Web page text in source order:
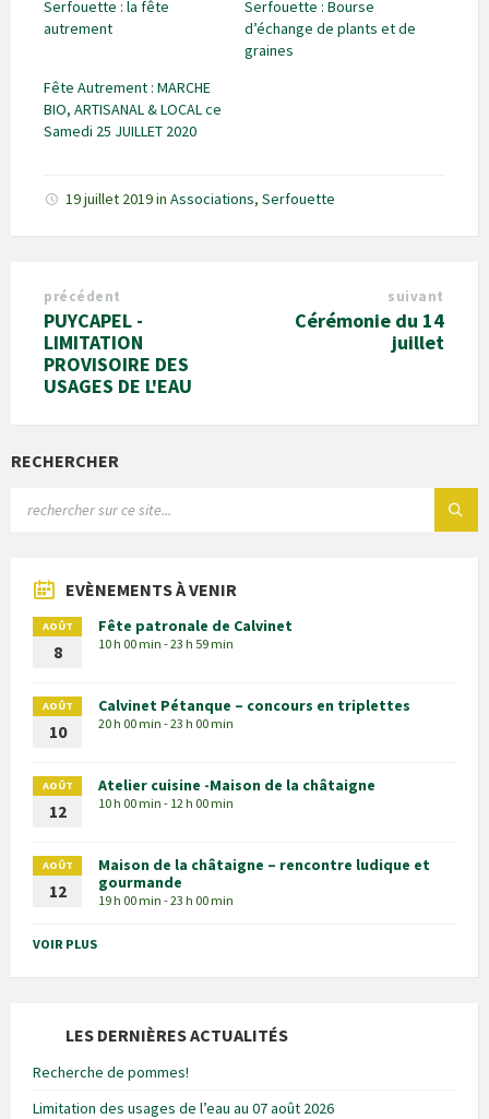
Serfouette : la fête
autrement
Serfouette : Bourse
d’échange de plants et de
graines
Fête Autrement : MARCHE
BIO, ARTISANAL & LOCAL ce
Samedi 25 JUILLET 2020
19 juillet 2019in Associations, Serfouette
précédent
PUYCAPEL -
LIMITATION
PROVISOIRE DES
USAGES DE L'EAU
suivant
Cérémonie du 14
juillet
RECHERCHER
EVÈNEMENTS À VENIR
AOÛT
8
Fête patronale de Calvinet
10 h 00 min - 23 h 59 min
AOÛT
10
Calvinet Pétanque – concours en triplettes
20 h 00 min - 23 h 00 min
AOÛT
12
Atelier cuisine -Maison de la châtaigne
10 h 00 min - 12 h 00 min
AOÛT
12
Maison de la châtaigne – rencontre ludique et
gourmande
19 h 00 min - 23 h 00 min
VOIR PLUS
LES DERNIÈRES ACTUALITÉS
Recherche de pommes!
Limitation des usages de l’eau au 07 août 2026